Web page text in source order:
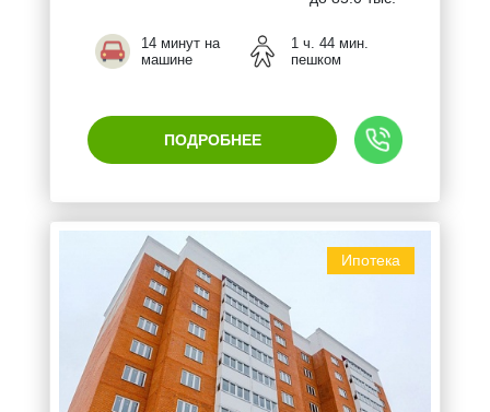
14 минут на
машине
1 ч. 44 мин.
пешком
ПОДРОБНЕЕ
Ипотека